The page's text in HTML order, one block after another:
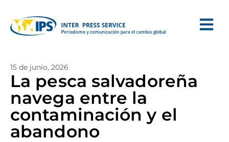
15 de junio, 2026
La pesca salvadoreña
navega entre la
contaminación y el
abandono